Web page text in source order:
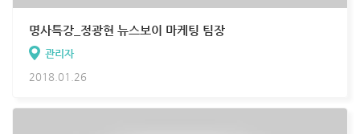
명사특강_정광현 뉴스보이 마케팅 팀장
관리자
2018.01.26